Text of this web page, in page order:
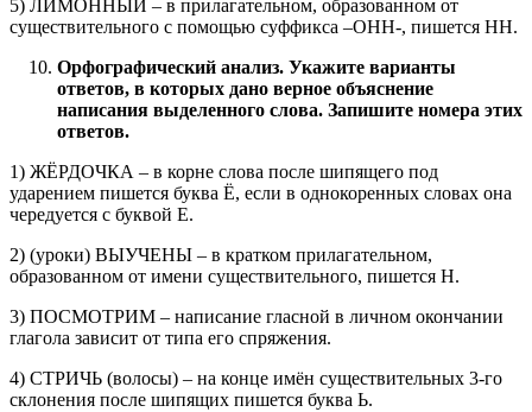
5) ЛИМОННЫЙ – в прилагательном, образованном от
существительного с помощью суффикса –ОНН-, пишется НН.
Орфографический анализ. Укажите варианты
ответов, в которых дано верное объяснение
написания выделенного слова. Запишите номера этих
ответов.
1) ЖЁРДОЧКА – в корне слова после шипящего под
ударением пишется буква Ё, если в однокоренных словах она
чередуется с буквой Е.
2) (уроки) ВЫУЧЕНЫ – в кратком прилагательном,
образованном от имени существительного, пишется Н.
3) ПОСМОТРИМ – написание гласной в личном окончании
глагола зависит от типа его спряжения.
4) СТРИЧЬ (волосы) – на конце имён существительных 3-го
склонения после шипящих пишется буква Ь.